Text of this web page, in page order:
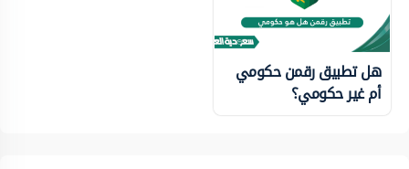
هل تطبيق رقمن حكومي
أم غير حكومي؟